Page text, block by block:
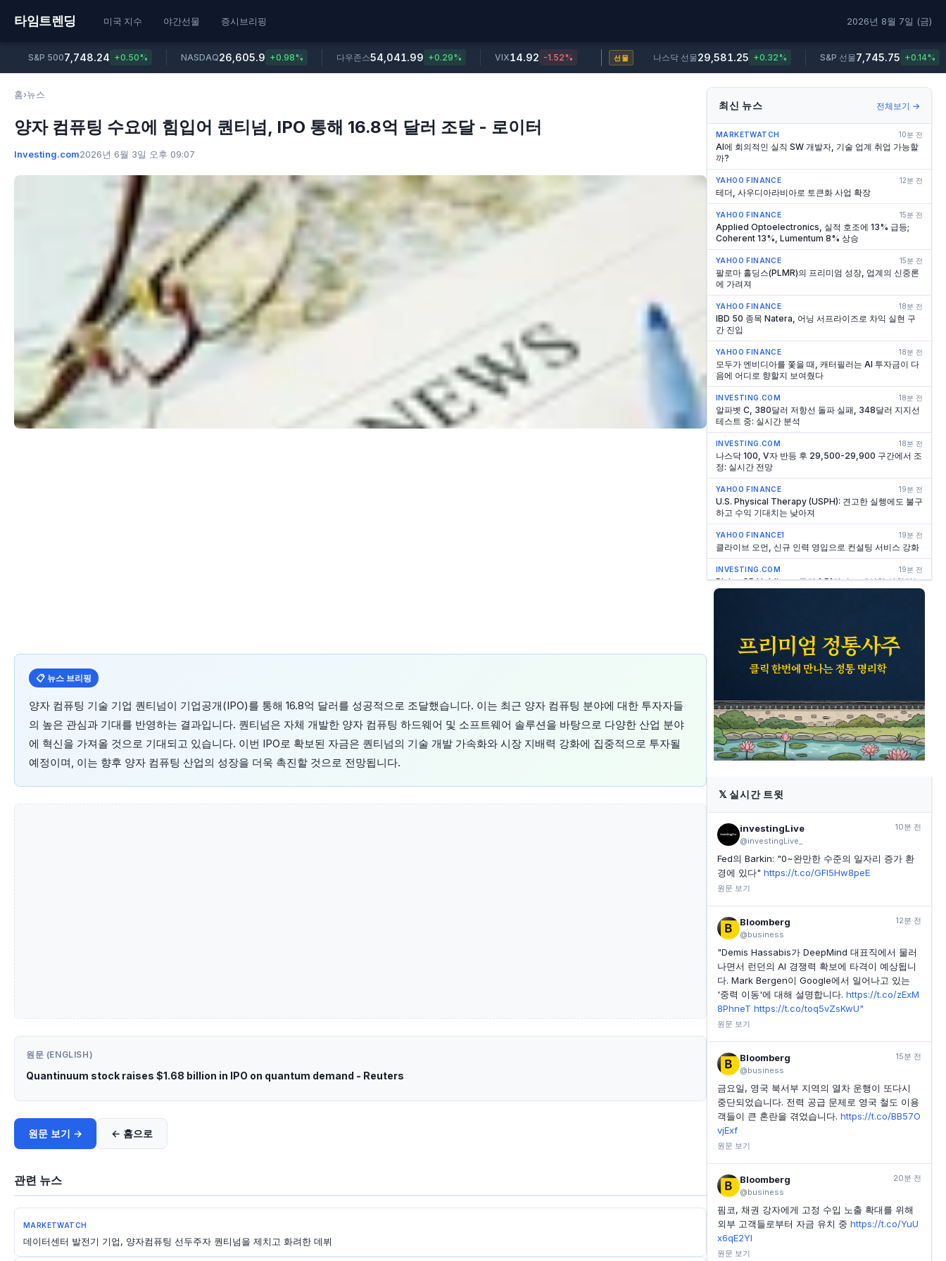
타임트렌딩 미국 지수 야간선물 증시브리핑 2026년 8월 7일 (금)
S&P 5007,748.24 +0.50% NASDAQ26,605.9 +0.98% 다우존스54,041.99 +0.29% VIX14.92 -1.52% 선물 나스닥 선물29,581.25 +0.32% S&P 선물7,745.75 +0.14%
홈›뉴스
양자 컴퓨팅 수요에 힘입어 퀀티넘, IPO 통해 16.8억 달러 조달 - 로이터
Investing.com2026년 6월 3일 오후 09:07
📋 뉴스 브리핑
양자 컴퓨팅 기술 기업 퀀티넘이 기업공개(IPO)를 통해 16.8억 달러를 성공적으로 조달했습니다. 이는 최근 양자 컴퓨팅 분야에 대한 투자자들
의 높은 관심과 기대를 반영하는 결과입니다. 퀀티넘은 자체 개발한 양자 컴퓨팅 하드웨어 및 소프트웨어 솔루션을 바탕으로 다양한 산업 분야
에 혁신을 가져올 것으로 기대되고 있습니다. 이번 IPO로 확보된 자금은 퀀티넘의 기술 개발 가속화와 시장 지배력 강화에 집중적으로 투자될
예정이며, 이는 향후 양자 컴퓨팅 산업의 성장을 더욱 촉진할 것으로 전망됩니다.
원문 (ENGLISH)
Quantinuum stock raises $1.68 billion in IPO on quantum demand - Reuters
원문 보기 → ← 홈으로
관련 뉴스
MARKETWATCH
데이터센터 발전기 기업, 양자컴퓨팅 선두주자 퀀티넘을 제치고 화려한 데뷔
최신 뉴스 전체보기 →
MARKETWATCH 10분 전
AI에 회의적인 실직 SW 개발자, 기술 업계 취업 가능할
까?
YAHOO FINANCE 12분 전
테더, 사우디아라비아로 토큰화 사업 확장
YAHOO FINANCE 15분 전
Applied Optoelectronics, 실적 호조에 13% 급등;
Coherent 13%, Lumentum 8% 상승
YAHOO FINANCE 15분 전
팔로마 홀딩스(PLMR)의 프리미엄 성장, 업계의 신중론
에 가려져
YAHOO FINANCE 18분 전
IBD 50 종목 Natera, 어닝 서프라이즈로 차익 실현 구
간 진입
YAHOO FINANCE 18분 전
모두가 엔비디아를 쫓을 때, 캐터필러는 AI 투자금이 다
음에 어디로 향할지 보여줬다
INVESTING.COM 18분 전
알파벳 C, 380달러 저항선 돌파 실패, 348달러 지지선
테스트 중: 실시간 분석
INVESTING.COM 18분 전
나스닥 100, V자 반등 후 29,500-29,900 구간에서 조
정: 실시간 전망
YAHOO FINANCE 19분 전
U.S. Physical Therapy (USPH): 견고한 실행에도 불구
하고 수익 기대치는 낮아져
YAHOO FINANCE1 19분 전
클라이브 오언, 신규 인력 영입으로 컨설팅 서비스 강화
INVESTING.COM 19분 전
Plains GP Holdings, 주당 1.51달러로 예상치 상회하는
실적 발표, 매출도 추정치 초과
Rapid Micro Biosystems 2분기 실적 발표 주요 내용
카피타, CSPS 비용 증가 우려 속 계약 수주, 비용 절감
및 AI 성장 강조
INVESTING.COM 21분 전
비스트라 에너지, 주당 순이익 예상치 하회…매출도 기
𝕏 실시간 트윗
investingLive
@investingLive_
10분 전
Fed의 Barkin: "0~완만한 수준의 일자리 증가 환
경에 있다" https://t.co/GFl5Hw8peE
원문 보기
Bloomberg
@business
12분 전
"Demis Hassabis가 DeepMind 대표직에서 물러
나면서 런던의 AI 경쟁력 확보에 타격이 예상됩니
다. Mark Bergen이 Google에서 일어나고 있는
'중력 이동'에 대해 설명합니다. https://t.co/zExM
8PhneT https://t.co/toq5vZsKwU"
원문 보기
Bloomberg
@business
15분 전
금요일, 영국 북서부 지역의 열차 운행이 또다시
중단되었습니다. 전력 공급 문제로 영국 철도 이용
객들이 큰 혼란을 겪었습니다. https://t.co/BB57O
vjExf
원문 보기
Bloomberg
@business
20분 전
핌코, 채권 강자에게 고정 수입 노출 확대를 위해
외부 고객들로부터 자금 유치 중 https://t.co/YuU
x6qE2YI
원문 보기